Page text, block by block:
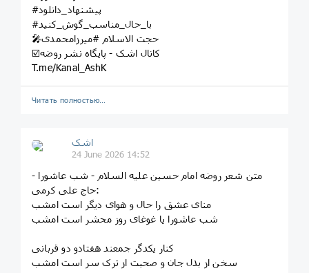
#پیشنهاد_دانلود
#با_حال_مناسب_گوش_کنید
🎤حجت الاسلام #میرزامحمدی
☑️کانال اشک - پایگاه نشر روضه
T.me/Kanal_AshK
Читать полностью…
اشک
24 June 2026 14:52
متن شعر روضه امام حسین علیه السلام - شب عاشورا -
حاج علی کرمی:
منای عشق را حال و هوای دیگر است امشب
شب عاشورا یا غوغای روز محشر است امشب
کنار یکدگر جمعند هفتادو دو قربانی
سخن از بذل جان و صحبت از ترک سر است امشب